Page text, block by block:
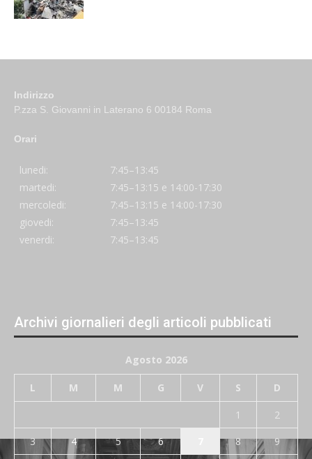
Indirizzo
P.zza S. Giovanni in Laterano 6 00184 Roma
Orari
lunedi:
7:45–13:45
martedi:
7:45–13:15 e 14:00-17:30
mercoledi:
7:45–13:15 e 14:00-17:30
giovedi:
7:45–13:45
venerdi:
7:45–13:45
Archivi giornalieri degli articoli pubblicati
Agosto 2026
L M M G V S D
1
2
3
4 5 6 8 9